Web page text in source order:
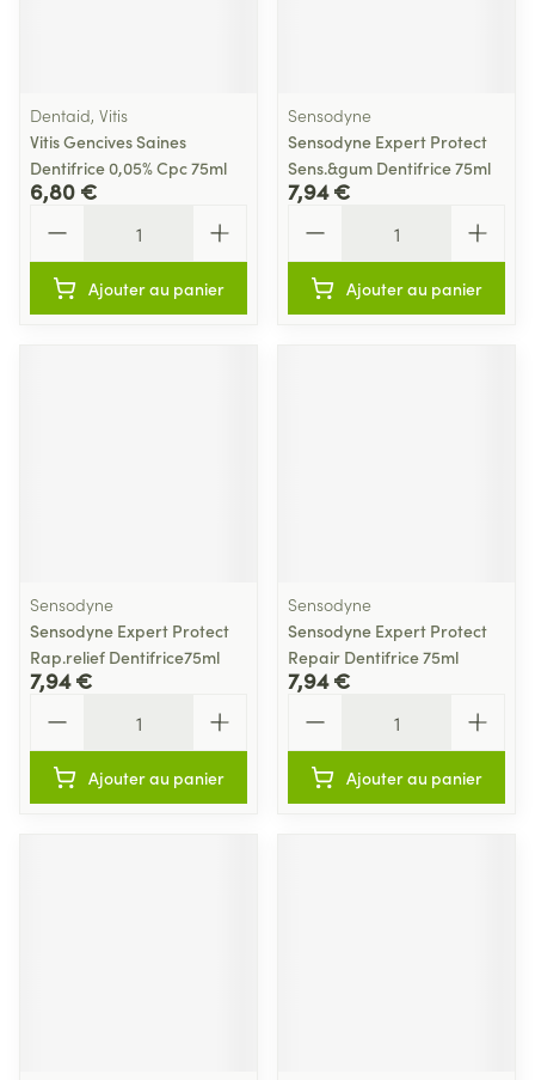
Dentaid, Vitis
Vitis Gencives Saines
Dentifrice 0,05% Cpc 75ml
6,80 €
Ajouter au panier
Sensodyne
Sensodyne Expert Protect
Sens.&gum Dentifrice 75ml
7,94 €
Ajouter au panier
Sensodyne
Sensodyne Expert Protect
Rap.relief Dentifrice75ml
7,94 €
Ajouter au panier
Sensodyne
Sensodyne Expert Protect
Repair Dentifrice 75ml
7,94 €
Ajouter au panier